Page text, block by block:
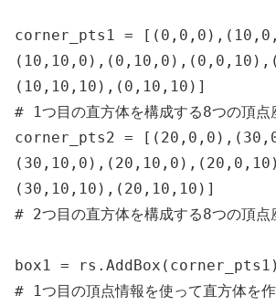
corner_pts1 =
(10,10,10),(0,10,10)]
# 1つ目の直方体を構成する8つの頂点
corner_pts2 =
(30,10,10),(20,10,10)]
# 2つ目の直方体を構成する8つの頂点
box1 = rs.AddBox(corner_pts1)
# 1つ目の頂点情報を使って直方体を